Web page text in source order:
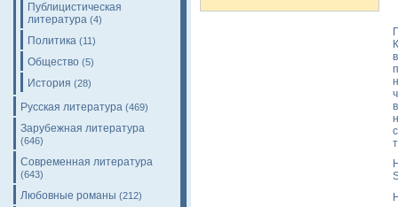
Публицистическая
литература (4)
Политика (11)
Общество (5)
История (28)
Русская литература (469)
Зарубежная литература
(646)
Современная литература
(643)
Любовные романы (212)